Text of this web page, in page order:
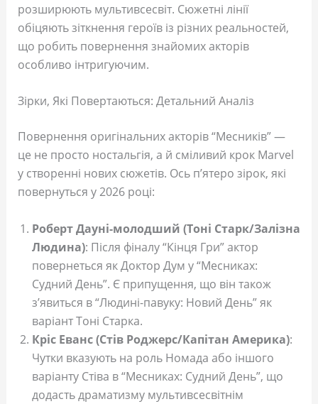
розширюють мультивсесвіт. Сюжетні лінії
обіцяють зіткнення героїв із різних реальностей,
що робить повернення знайомих акторів
особливо інтригуючим.
Зірки, Які Повертаються: Детальний Аналіз
Повернення оригінальних акторів “Месників” —
це не просто ностальгія, а й сміливий крок Marvel
у створенні нових сюжетів. Ось п’ятеро зірок, які
повернуться у 2026 році:
Роберт Дауні-молодший (Тоні Старк/Залізна
Людина): Після фіналу “Кінця Гри” актор
повернеться як Доктор Дум у “Месниках:
Судний День”. Є припущення, що він також
з’явиться в “Людині-павуку: Новий День” як
варіант Тоні Старка.
Кріс Еванс (Стів Роджерс/Капітан Америка):
Чутки вказують на роль Номада або іншого
варіанту Стіва в “Месниках: Судний День”, що
додасть драматизму мультивсесвітнім